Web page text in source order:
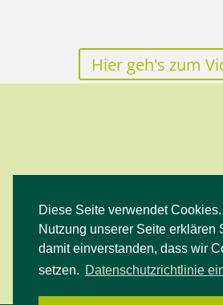
Diese Seite verwendet
Nutzung unserer Seite erklären
damit einverstanden, dass wir
setzen. Datenschutzrichtlinie
Hier geh's zum
Facebook
Instagram
YouTube